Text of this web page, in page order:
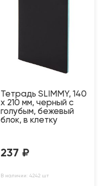
Тетрадь SLIMMY, 140
х 210 мм, черный с
голубым, бежевый
блок, в клетку
237 ₽
В наличии: 4242 шт